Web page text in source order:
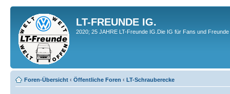
LT-FREUNDE IG.
2020; 25 JAHRE LT-Freunde IG.Die IG für Fans und
Foren-Übersicht ‹ Öffentliche Foren ‹ LT-Schrauberecke